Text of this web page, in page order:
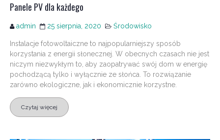
Panele PV dla każdego
admin 25 sierpnia, 2020 Środowisko
Instalacje fotowoltaiczne to najpopularniejszy sposób
korzystania z energii słonecznej. W obecnych czasach nie jest
niczym niezwykłym to, aby zaopatrywać swój dom w energię
pochodzącą tylko i wyłącznie ze słońca. To rozwiązanie
zarówno ekologiczne, jak i ekonomicznie korzystne.
Czytaj więcej